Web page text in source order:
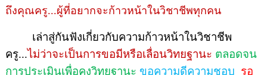
ถึงคุณครู...ผู้ที่อยากจะก้าวหน้าในวิชาชีพทุกคน
เล่าสู่กันฟังเกี่ยวกับความก้าวหน้าในวิชาชีพ
ครู...ไม่ว่าจะเป็นการขอมีหรือเลื่อนวิทยฐานะ ตลอดจน
การประเมินเพื่อคงวิทยฐานะ ขอความดีความชอบ รอ